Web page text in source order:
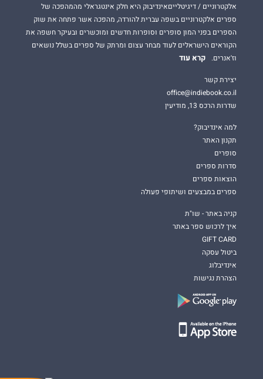
אלקטרוניים / דיגיטלייםאינדיבוק היא חלק אינטגראלי מהמהפכה של
ספרים אלקטרוניים בשפה עברית להורדה, מהפכה אשר פתחה את שוק
הספרים בפני המון סופרים וסופרות חדשים ומוכשרים ובעיקר חשפה את
הקוראים הישראלים לעוד מבחר עצום ומרתק של ספרים בשלל נושאים
וז'אנרים.
קרא עוד
יצירת קשר
office@indiebook.co.il
שדרות הרכס 13, מודיעין
למה אינדיבוק?
תקנון האתר
סופרים
סדרות ספרים
הוצאות ספרים
ספרים במבצעים ושיתופי פעולה
קניה באתר - שו"ת
איך לרכוש ספר באתר
GIFT CARD
ביטול עסקה
אינדיבלוג
הצהרת נגישות